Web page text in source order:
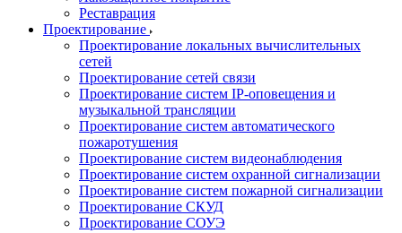
Реставрация
Проектирование
Проектирование локальных вычислительных
сетей
Проектирование сетей связи
Проектирование систем IP-оповещения и
музыкальной трансляции
Проектирование систем автоматического
пожаротушения
Проектирование систем видеонаблюдения
Проектирование систем охранной сигнализации
Проектирование систем пожарной сигнализации
Проектирование СКУД
Проектирование СОУЭ